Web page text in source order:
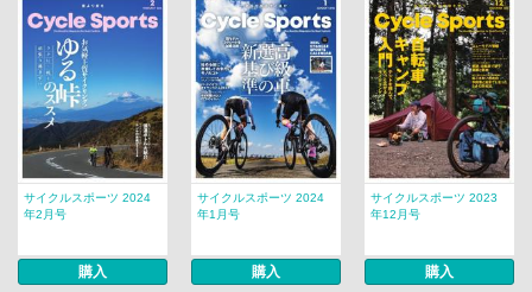
サイクルスポーツ 2024
年2月号
購入
サイクルスポーツ 2024
年1月号
購入
サイクルスポーツ 2023
年12月号
購入